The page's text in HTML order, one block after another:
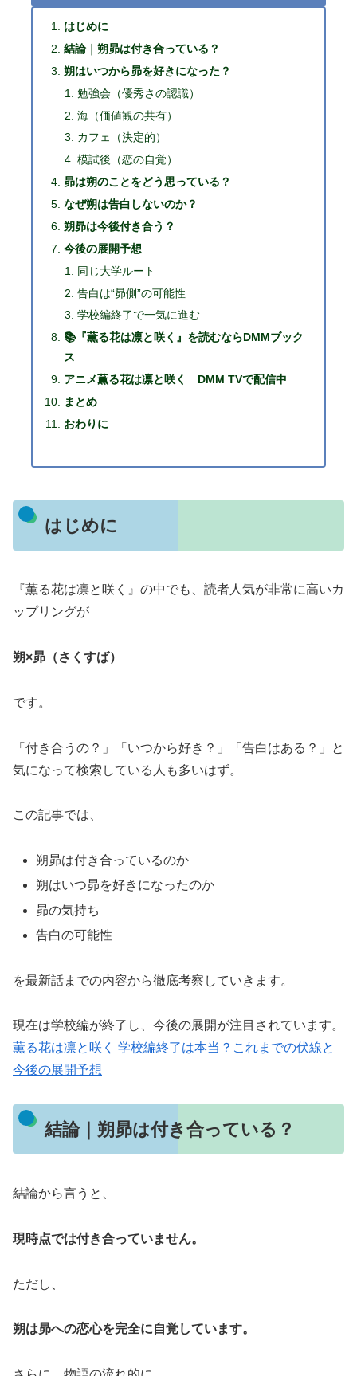
はじめに
結論｜朔昴は付き合っている？
朔はいつから昴を好きになった？
勉強会（優秀さの認識）
海（価値観の共有）
カフェ（決定的）
模試後（恋の自覚）
昴は朔のことをどう思っている？
なぜ朔は告白しないのか？
朔昴は今後付き合う？
今後の展開予想
同じ大学ルート
告白は“昴側”の可能性
学校編終了で一気に進む
📚『薫る花は凛と咲く』を読むならDMMブック
ス
アニメ薫る花は凛と咲く DMM TVで配信中
まとめ
おわりに
はじめに
『薫る花は凛と咲く』の中でも、読者人気が非常に高いカ
ップリングが
朔×昴（さくすば）
です。
「付き合うの？」「いつから好き？」「告白はある？」と
気になって検索している人も多いはず。
この記事では、
朔昴は付き合っているのか
朔はいつ昴を好きになったのか
昴の気持ち
告白の可能性
を最新話までの内容から徹底考察していきます。
現在は学校編が終了し、今後の展開が注目されています。
薫る花は凛と咲く 学校編終了は本当？これまでの伏線と
今後の展開予想
結論｜朔昴は付き合っている？
結論から言うと、
現時点では付き合っていません。
ただし、
朔は昴への恋心を完全に自覚しています。